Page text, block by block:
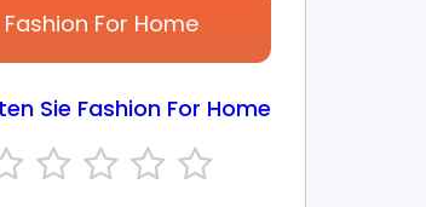
Fashion For Home
Sie Fashion For Home